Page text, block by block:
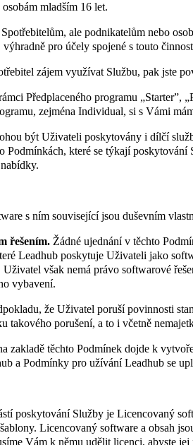
mladším 16 let.
ale podnikatelům nebo
pro účely spojené s touto
zájem využívat Službu, pak jste
Předplaceného programu
zejména Individual, si s Vámi
být Uživateli poskytovány i dílčí
které se týkají
s ním související jsou duševním
řešením. Žádné ujednání v těchto
Leadhub poskytuje Uživateli jako
však nemá právo softwarové
vybavení.
že Uživatel poruší povinnosti
takového porušení, a to i včetně
zakladě těchto Podmínek dojde k
a Podmínky pro užívání Leadhub se
poskytování Služby je Licencovaný
Licencovaný software a obsah
Vám k němu udělit licenci, abyste